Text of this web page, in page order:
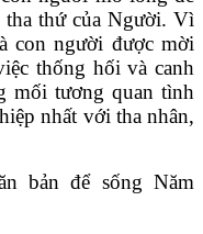
tha thứ của Người. Vì
con người được mời
thống hối và canh
mối tương quan tình
nhất với tha nhân,
bản để sống Năm